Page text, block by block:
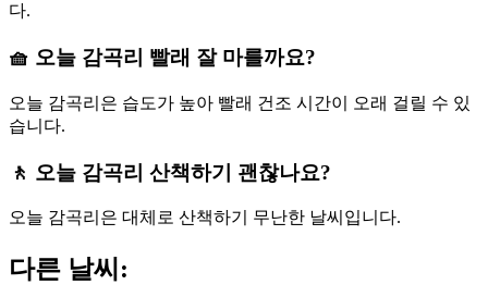
다.
🧺 오늘 감곡리 빨래 잘 마를까요?
오늘 감곡리은 습도가 높아 빨래 건조 시간이 오래 걸릴 수 있
습니다.
🚶 오늘 감곡리 산책하기 괜찮나요?
오늘 감곡리은 대체로 산책하기 무난한 날씨입니다.
다른 날씨: